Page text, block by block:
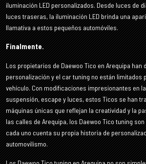
iluminación LED personalizados. Desde luces de
luces traseras, la iluminación LED brinda una
llamativa a estos pequeños automóviles.
Finalmente.
Los propietarios de Daewoo Tico en Arequipa han
personalización y el car tuning no están limitados
vehículo. Con modificaciones impresionantes en
suspensión, escape y luces, estos Ticos se han
máquinas únicas que reflejan la creatividad y la
las calles de Arequipa, los Daewoo Tico tuning
cada uno cuenta su propia historia de
automovilismo.